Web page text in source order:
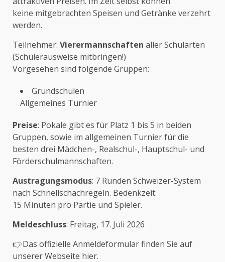
keine mitgebrachten Speisen und Getränke verzehrt
werden.
Teilnehmer: Vierermannschaften aller Schularten
(Schülerausweise mitbringen!)
Vorgesehen sind folgende Gruppen:
Grundschulen
Allgemeines Turnier
Preise: Pokale gibt es für Platz 1 bis 5 in beiden
Gruppen, sowie im allgemeinen Turnier für die
besten drei Mädchen-, Realschul-, Hauptschul- und
Förderschulmannschaften.
Austragungsmodus: 7 Runden Schweizer-System
nach Schnellschachregeln. Bedenkzeit:
15 Minuten pro Partie und Spieler.
Meldeschluss: Freitag, 17. Juli 2026
👉Das offizielle Anmeldeformular finden Sie auf
unserer Webseite hier.